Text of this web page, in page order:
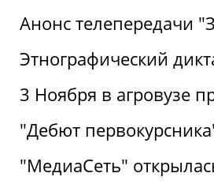
Анонс телепередачи
Этнографический
3 Ноября в агровузе
"Дебют
"МедиаСеть"